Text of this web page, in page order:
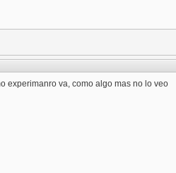
experimanro va, como algo mas no lo veo